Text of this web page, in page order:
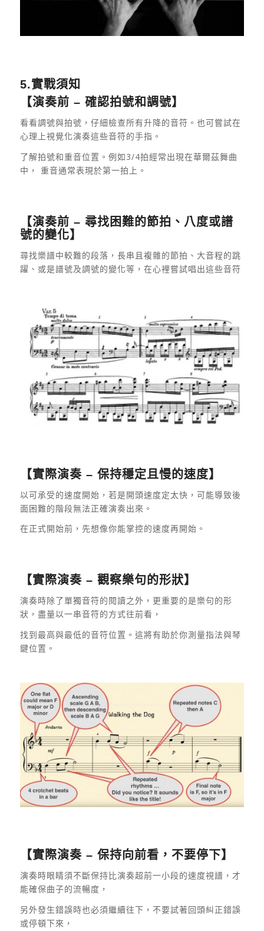
5.實戰須知
【演奏前 – 確認拍號和調號】
看看調號與拍號，仔細檢查所有升降的音符。也可嘗試在
心理上視覺化演奏這些音符的手指。
了解拍號和重音位置。例如3/4拍經常出現在華爾茲舞曲
中， 重音通常表現於第一拍上。
【演奏前 – 尋找困難的節拍、八度或譜
號的變化】
尋找樂譜中較難的段落，長串且複雜的節拍、大音程的跳
躍、或是譜號及調號的變化等，在心裡嘗試唱出這些音符
【實際演奏 – 保持穩定且慢的速度】
以可承受的速度開始，若是開頭速度定太快，可能導致後
面困難的階段無法正確演奏出來。
在正式開始前，先想像你能掌控的速度再開始。
【實際演奏 – 觀察樂句的形狀】
演奏時除了單獨音符的閱讀之外，更重要的是樂句的形
狀，盡量以一串音符的方式往前看，
找到最高與最低的音符位置。這將有助於你測量指法與琴
鍵位置。
【實際演奏 – 保持向前看，不要停下】
演奏時眼睛須不斷保持比演奏超前一小段的速度視譜，才
能確保曲子的流暢度，
另外發生錯誤時也必須繼續往下，不要試著回頭糾正錯誤
或停頓下來，